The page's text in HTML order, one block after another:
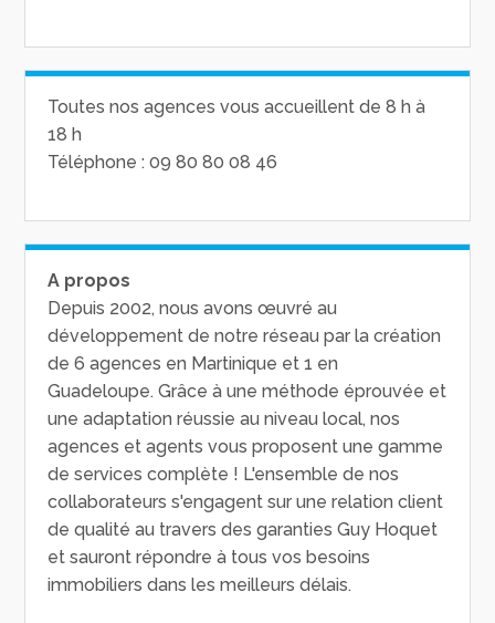
Toutes nos agences vous accueillent de 8 h à
18 h
Téléphone : 09 80 80 08 46
A propos
Depuis 2002, nous avons œuvré au
développement de notre réseau par la création
de 6 agences en Martinique et 1 en
Guadeloupe. Grâce à une méthode éprouvée et
une adaptation réussie au niveau local, nos
agences et agents vous proposent une gamme
de services complète ! L'ensemble de nos
collaborateurs s'engagent sur une relation client
de qualité au travers des garanties Guy Hoquet
et sauront répondre à tous vos besoins
immobiliers dans les meilleurs délais.